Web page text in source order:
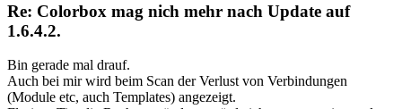
Re: Colorbox mag nich mehr nach Update auf
1.6.4.2.
Bin gerade mal drauf.
Auch bei mir wird beim Scan der Verlust von Verbindungen
(Module etc, auch Templates) angezeigt.